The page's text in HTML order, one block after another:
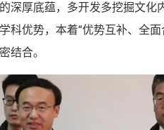
厚底蕴，多开发多挖掘文化
优势，本着“优势互补、全
结合。